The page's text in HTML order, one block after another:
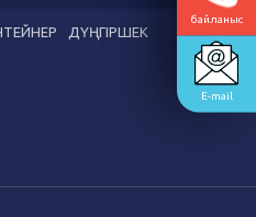
ДҮҢГІРШЕК
байланыс
E-mail